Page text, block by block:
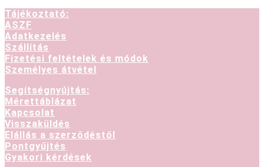
Tájékoztató:
ASZF
Adatkezelés
Szállítás
Fizetési feltételek és módok
Személyes átvétel
Segítségnyújtás:
Mérettáblázat
Kapcsolat
Visszaküldés
Elállás a szerződéstől
Pontgyűjtés
Gyakori kérdések